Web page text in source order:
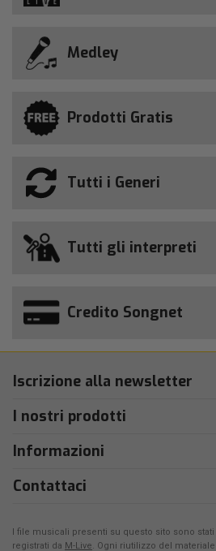
Medley
Prodotti Gratis
Tutti i Generi
Tutti gli interpreti
Credito Songnet
Iscrizione alla newsletter
I nostri prodotti
Informazioni
Contattaci
I file musicali presenti su questo sito sono
registrati da M-Live. Ogni riutilizzo del